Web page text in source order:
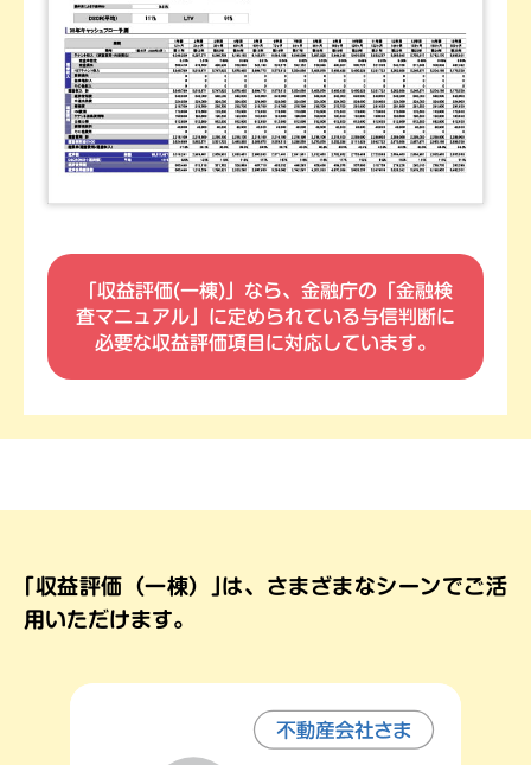
「収益評価(一棟)」なら、金融庁の「金融検
査マニュアル」に定められている与信判断に
必要な収益評価項目に対応しています。
｢収益評価（一棟）｣は、さまざまなシーンでご活
用いただけます。